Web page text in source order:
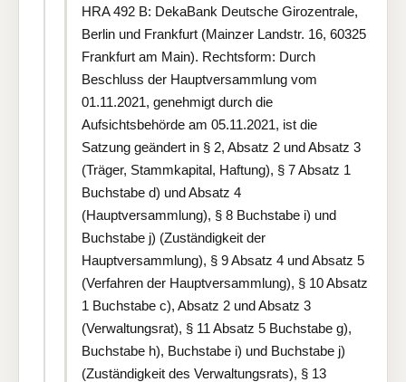
HRA 492 B: DekaBank Deutsche Girozentrale,
Berlin und Frankfurt (Mainzer Landstr. 16, 60325
Frankfurt am Main). Rechtsform: Durch
Beschluss der Hauptversammlung vom
01.11.2021, genehmigt durch die
Aufsichtsbehörde am 05.11.2021, ist die
Satzung geändert in § 2, Absatz 2 und Absatz 3
(Träger, Stammkapital, Haftung), § 7 Absatz 1
Buchstabe d) und Absatz 4
(Hauptversammlung), § 8 Buchstabe i) und
Buchstabe j) (Zuständigkeit der
Hauptversammlung), § 9 Absatz 4 und Absatz 5
(Verfahren der Hauptversammlung), § 10 Absatz
1 Buchstabe c), Absatz 2 und Absatz 3
(Verwaltungsrat), § 11 Absatz 5 Buchstabe g),
Buchstabe h), Buchstabe i) und Buchstabe j)
(Zuständigkeit des Verwaltungsrats), § 13